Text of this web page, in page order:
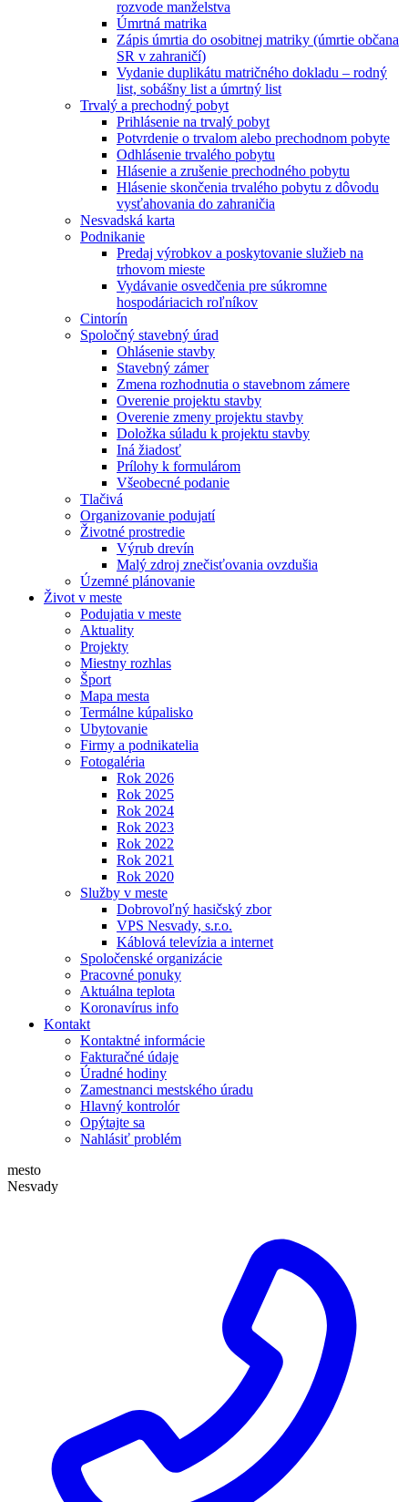
rozvode manželstva
Úmrtná matrika
Zápis úmrtia do osobitnej matriky (úmrtie občana
SR v zahraničí)
Vydanie duplikátu matričného dokladu – rodný
list, sobášny list a úmrtný list
Trvalý a prechodný pobyt
Prihlásenie na trvalý pobyt
Potvrdenie o trvalom alebo prechodnom pobyte
Odhlásenie trvalého pobytu
Hlásenie a zrušenie prechodného pobytu
Hlásenie skončenia trvalého pobytu z dôvodu
vysťahovania do zahraničia
Nesvadská karta
Podnikanie
Predaj výrobkov a poskytovanie služieb na
trhovom mieste
Vydávanie osvedčenia pre súkromne
hospodáriacich roľníkov
Cintorín
Spoločný stavebný úrad
Ohlásenie stavby
Stavebný zámer
Zmena rozhodnutia o stavebnom zámere
Overenie projektu stavby
Overenie zmeny projektu stavby
Doložka súladu k projektu stavby
Iná žiadosť
Prílohy k formulárom
Všeobecné podanie
Tlačivá
Organizovanie podujatí
Životné prostredie
Výrub drevín
Malý zdroj znečisťovania ovzdušia
Územné plánovanie
Život v meste
Podujatia v meste
Aktuality
Projekty
Miestny rozhlas
Šport
Mapa mesta
Termálne kúpalisko
Ubytovanie
Firmy a podnikatelia
Fotogaléria
Rok 2026
Rok 2025
Rok 2024
Rok 2023
Rok 2022
Rok 2021
Rok 2020
Služby v meste
Dobrovoľný hasičský zbor
VPS Nesvady, s.r.o.
Káblová televízia a internet
Spoločenské organizácie
Pracovné ponuky
Aktuálna teplota
Koronavírus info
Kontakt
Kontaktné informácie
Fakturačné údaje
Úradné hodiny
Zamestnanci mestského úradu
Hlavný kontrolór
Opýtajte sa
Nahlásiť problém
mesto
Nesvady